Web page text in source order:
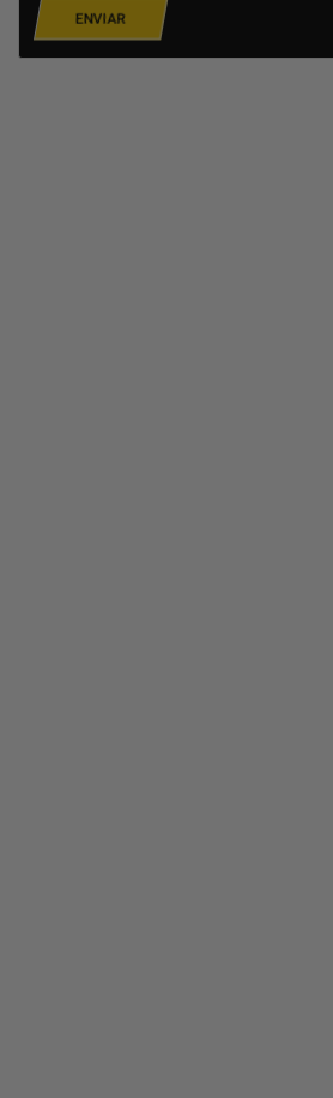
ENVIAR